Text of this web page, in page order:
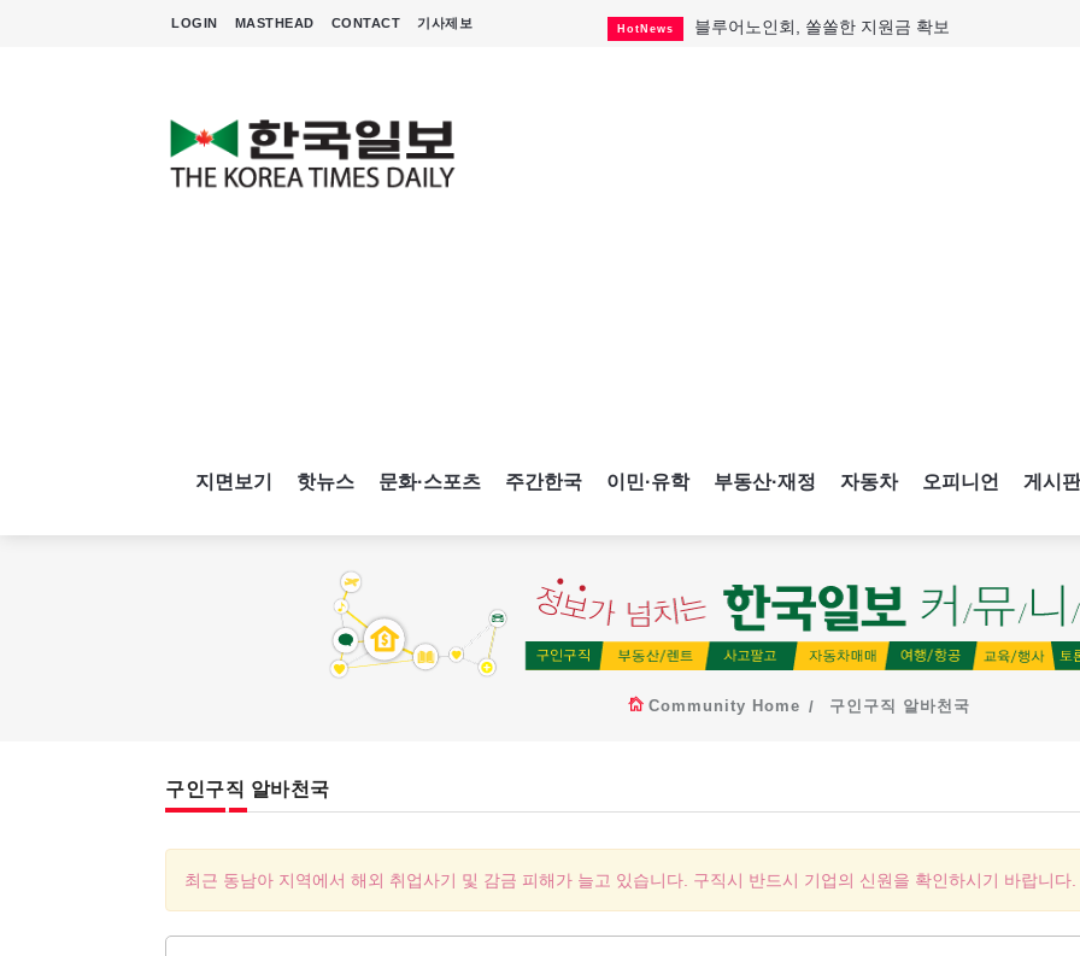
LOGIN MASTHEAD CONTACT 기사제보 HotNews 블루어노인회, 쏠쏠한 지원금 확보
지면보기 핫뉴스 문화·스포츠 주간한국 이민·유학 부동산·재정 자동차 오피니언 게시판
Community Home 구인구직 알바천국
구인구직 알바천국
최근 동남아 지역에서 해외 취업사기 및 감금 피해가 늘고 있습니다. 구직시 반드시 기업의 신원을 확인하시기 바랍니다.